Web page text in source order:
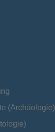
(Archäologie)